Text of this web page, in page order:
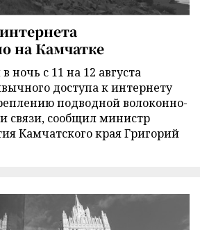
на Камчатке
ночь с 11 на 12 августа
доступа к интернету
подводной волоконно-
связи, сообщил министр
Камчатского края Григорий